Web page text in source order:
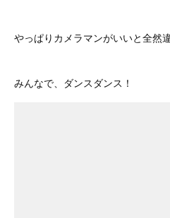
やっぱりカメラマンがいいと全然
みんなで、ダンスダンス！